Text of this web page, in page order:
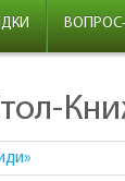
ВОПРОС-